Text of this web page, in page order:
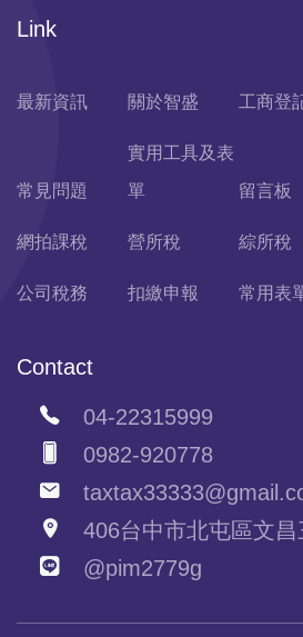
Link
最新資訊 關於智盛 工商登
常見問題
實用工具及表
單
留言板
網拍課稅 營所稅 綜所稅
公司稅務 扣繳申報 常用表
Contact
04-22315999
0982-920778
406台中市北屯區文昌
@pim2779g